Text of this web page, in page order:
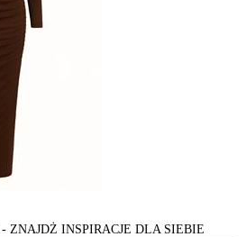
ZNAJDŻ INSPIRACJE DLA SIEBIE